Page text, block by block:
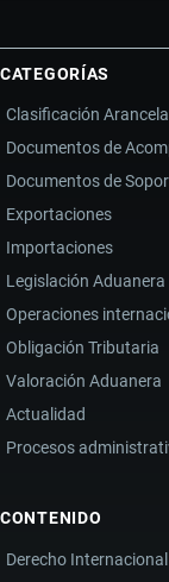
CATEGORÍAS
Clasificación
Documentos de
Documentos de
Exportaciones
Importaciones
Legislación Aduanera
Operaciones
Obligación Tributaria
Valoración Aduanera
Actualidad
Procesos
CONTENIDO
Derecho Internacional